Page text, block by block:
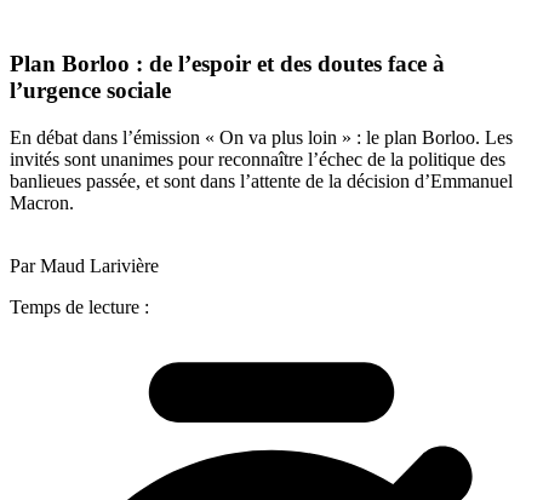
Plan Borloo : de l’espoir et des doutes face à
l’urgence sociale
En débat dans l’émission « On va plus loin » : le plan Borloo. Les
invités sont unanimes pour reconnaître l’échec de la politique des
banlieues passée, et sont dans l’attente de la décision d’Emmanuel
Macron.
Par Maud Larivière
Temps de lecture :